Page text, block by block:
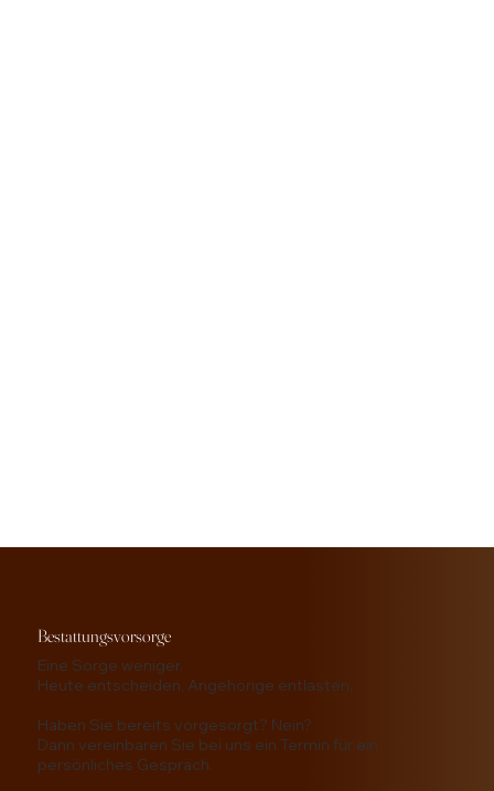
Bestattungsvorsorge
Eine Sorge weniger.
Heute entscheiden, Angehörige entlasten.
Haben Sie bereits vorgesorgt? Nein?
Dann vereinbaren Sie bei uns ein Termin für ein
persönliches Gespräch.